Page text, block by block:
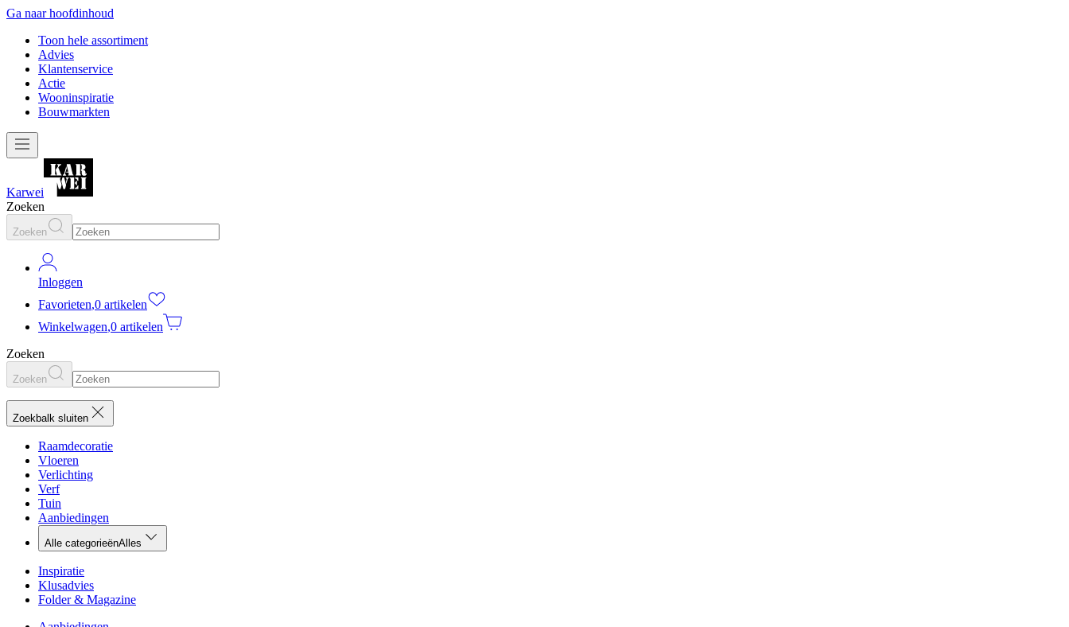
Ga naar hoofdinhoud
Toon hele assortiment
Advies
Klantenservice
Actie
Wooninspiratie
Bouwmarkten
Karwei
Zoeken
Zoeken
Inloggen
Favorieten,0 artikelen
Winkelwagen,0 artikelen
Zoeken
Zoeken
Zoekbalk sluiten
Raamdecoratie
Vloeren
Verlichting
Verf
Tuin
Aanbiedingen
Alle categorieënAlles
Inspiratie
Klusadvies
Folder & Magazine